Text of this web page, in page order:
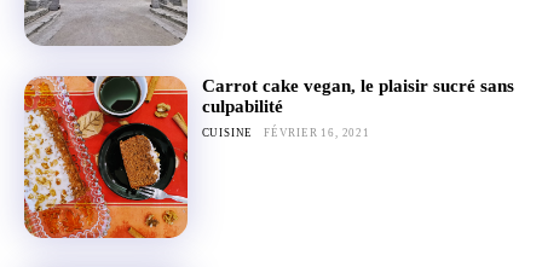
Carrot cake vegan, le plaisir sucré sans
culpabilité
CUISINE FÉVRIER 16, 2021